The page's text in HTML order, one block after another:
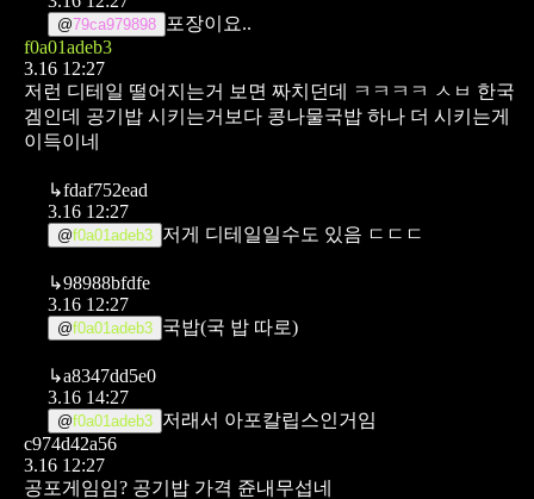
@79ca979898
포장이요..
f0a01adeb3
3.16 12:27
저런 디테일 떨어지는거 보면 짜치던데 ㅋㅋㅋㅋ ㅅㅂ 한국
겜인데 공기밥 시키는거보다 콩나물국밥 하나 더 시키는게
이득이네
↳fdaf752ead
3.16 12:27
@f0a01adeb3 저게 디테일일수도 있음 ㄷㄷㄷ
↳98988bfdfe
3.16 12:27
@f0a01adeb3 국밥(국 밥 따로)
↳a8347dd5e0
3.16 14:27
@f0a01adeb3 저래서 아포칼립스인거임
c974d42a56
3.16 12:27
공포게임임? 공기밥 가격 쥰내무섭네